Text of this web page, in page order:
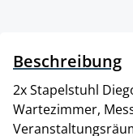
Beschreibung
2x Stapelstuhl
Wartezimmer,